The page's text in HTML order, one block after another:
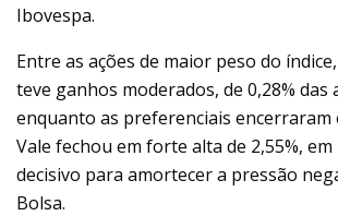
Ibovespa.
Entre as ações de maior peso do
teve ganhos moderados, de 0,28% das
enquanto as preferenciais encerraram
Vale fechou em forte alta de 2,55%,
decisivo para amortecer a pressão
Bolsa.